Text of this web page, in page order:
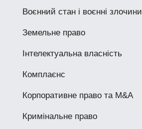
Воєнний стан і воєнні злочини
Земельне право
Інтелектуальна власність
Комплаєнс
Корпоративне право та M&A
Кримінальне право